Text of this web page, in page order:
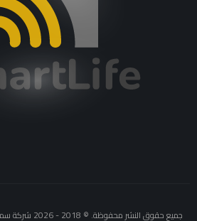
جميع حقوق النشر محفوظة. © 2018 - 2026 شركة سمارت لايف SmartLife Company